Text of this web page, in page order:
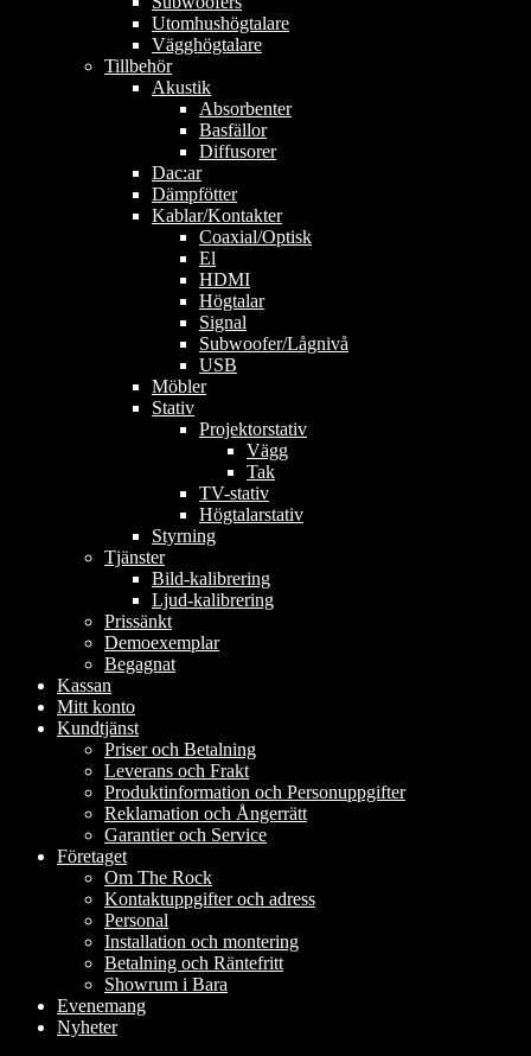
Utomhushögtalare
Vägghögtalare
Tillbehör
Akustik
Absorbenter
Basfällor
Diffusorer
Dac:ar
Dämpfötter
Kablar/Kontakter
Coaxial/Optisk
El
HDMI
Högtalar
Signal
Subwoofer/Lågnivå
USB
Möbler
Stativ
Projektorstativ
Vägg
Tak
TV-stativ
Högtalarstativ
Styrning
Tjänster
Bild-kalibrering
Ljud-kalibrering
Prissänkt
Demoexemplar
Begagnat
Kassan
Mitt konto
Kundtjänst
Priser och Betalning
Leverans och Frakt
Produktinformation och Personuppgifter
Reklamation och Ångerrätt
Garantier och Service
Företaget
Om The Rock
Kontaktuppgifter och adress
Personal
Installation och montering
Betalning och Räntefritt
Showrum i Bara
Evenemang
Nyheter